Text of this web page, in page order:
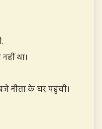
था।
नीता के घर पहुंची।